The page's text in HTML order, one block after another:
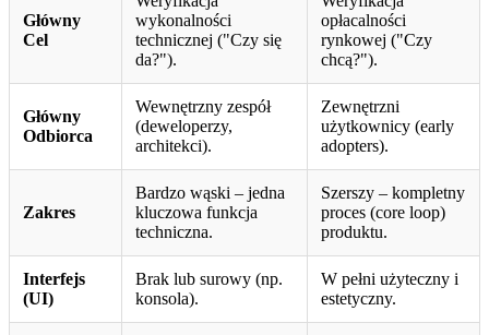
Główny
Cel
wykonalności
technicznej ("Czy się
da?").
opłacalności
rynkowej ("Czy
chcą?").
Główny
Odbiorca
Wewnętrzny zespół
(deweloperzy,
architekci).
Zewnętrzni
użytkownicy (early
adopters).
Zakres
Bardzo wąski – jedna
kluczowa funkcja
techniczna.
Szerszy – kompletny
proces (core loop)
produktu.
Interfejs
(UI)
Brak lub surowy (np.
konsola).
W pełni użyteczny i
estetyczny.